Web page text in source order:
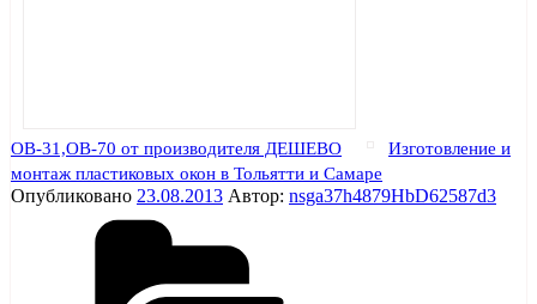
ОВ-31,ОВ-70 от производителя ДЕШЕВО
Изготовление и
монтаж пластиковых окон в Тольятти и Самаре
Опубликовано 23.08.2013 Автор: nsga37h4879HbD62587d3